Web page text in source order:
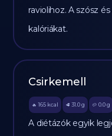
raviolihoz. A szósz
kalóriákat.
Csirkemell
🔥 165 kcal 🥩 31.0 g 🥔 0.0g
A diétázók egyik